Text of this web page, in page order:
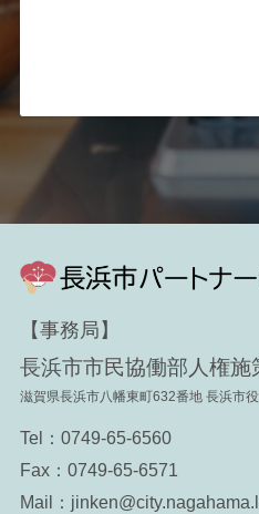
【事務局】
⻑浜市市⺠協働部⼈権施
滋賀県⻑浜市⼋幡東町632番地 ⻑浜市
Tel： 0749-65-6560
Fax：0749-65-6571
Mail：